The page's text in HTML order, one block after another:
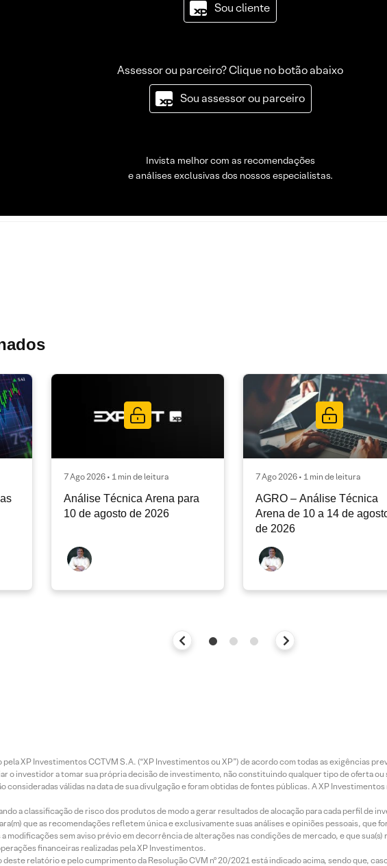
Sou cliente
Assessor ou parceiro? Clique no botão abaixo
Sou assessor ou parceiro
Invista melhor com as recomendações
e análises exclusivas dos nossos especialistas.
7 Ago 2026 • 1 min de leitura
Análise Técnica Arena para
10 de agosto de 2026
7 Ago 2026 • 1 min de leitura
AGRO – Análise Técnica
Arena de 10 a 14 de
de 2026
XP Investimentos CCTVM S.A. (“XP Investimentos ou XP”) de acordo com todas as exigências
o investidor a tomar sua própria decisão de investimento, não constituindo qualquer tipo de oferta
válidas na data de sua divulgação e foram obtidas de fontes públicas. A XP
a classificação de risco dos produtos de modo a gerar resultados de alocação para cada perfil de
que as recomendações refletem única e exclusivamente suas análises e opiniões pessoais, que
modificações sem aviso prévio em decorrência de alterações nas condições de mercado, e que
financeiras realizadas pela XP Investimentos.
relatório e pelo cumprimento da Resolução CVM nº 20/2021 está indicado acima, sendo que,